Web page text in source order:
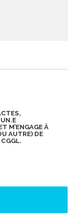
M’ENGAGE À
AUTRE) DE